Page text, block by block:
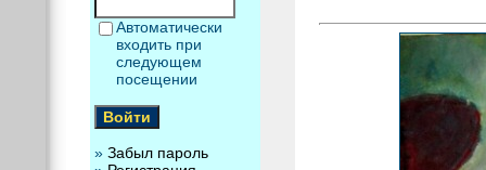
Автоматически
входить при
следующем
посещении
» Забыл пароль